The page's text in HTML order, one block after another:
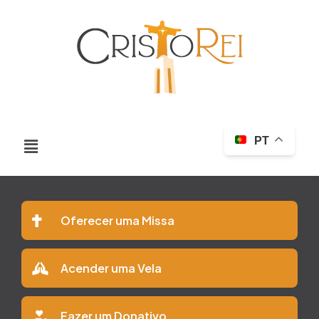
PT
Oferecer uma Missa
Acender uma Vela
Fazer um Donativo